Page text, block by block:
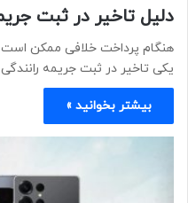
دلیل تاخیر در ثبت
هنگام پرداخت خلافی ممکن
یکی تاخیر در ثبت جریمه
بیشتر بخوانید »